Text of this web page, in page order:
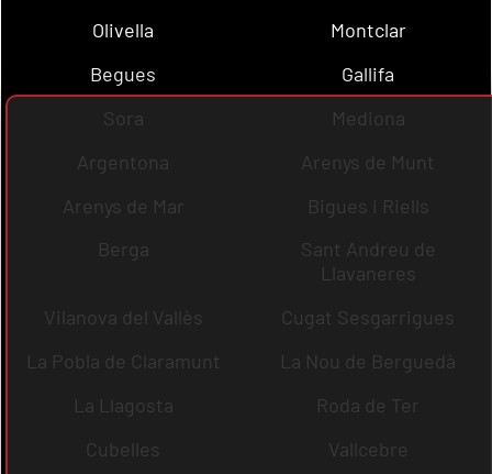
Olivella
Montclar
Begues
Gallifa
Sora
Mediona
Argentona
Arenys de Munt
Arenys de Mar
Bigues i Riells
Berga
Sant Andreu de
Llavaneres
Vilanova del Vallès
Cugat Sesgarrigues
La Pobla de Claramunt
La Nou de Berguedà
La Llagosta
Roda de Ter
Cubelles
Vallcebre